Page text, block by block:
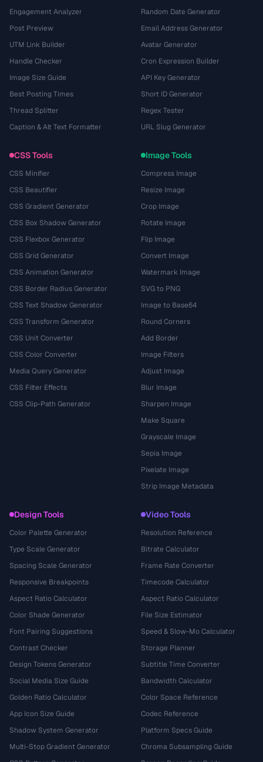
Engagement Analyzer
Post Preview
UTM Link Builder
Handle Checker
Image Size Guide
Best Posting Times
Thread Splitter
Caption & Alt Text Formatter
Random Date Generator
Email Address Generator
Avatar Generator
Cron Expression Builder
API Key Generator
Short ID Generator
Regex Tester
URL Slug Generator
CSS Tools
CSS Minifier
CSS Beautifier
CSS Gradient Generator
CSS Box Shadow Generator
CSS Flexbox Generator
CSS Grid Generator
CSS Animation Generator
CSS Border Radius Generator
CSS Text Shadow Generator
CSS Transform Generator
CSS Unit Converter
CSS Color Converter
Media Query Generator
CSS Filter Effects
CSS Clip-Path Generator
Image Tools
Compress Image
Resize Image
Crop Image
Rotate Image
Flip Image
Convert Image
Watermark Image
SVG to PNG
Image to Base64
Round Corners
Add Border
Image Filters
Adjust Image
Blur Image
Sharpen Image
Make Square
Grayscale Image
Sepia Image
Pixelate Image
Strip Image Metadata
Design Tools
Color Palette Generator
Type Scale Generator
Spacing Scale Generator
Responsive Breakpoints
Aspect Ratio Calculator
Color Shade Generator
Font Pairing Suggestions
Contrast Checker
Design Tokens Generator
Social Media Size Guide
Golden Ratio Calculator
App Icon Size Guide
Shadow System Generator
Multi-Stop Gradient Generator
Video Tools
Resolution Reference
Bitrate Calculator
Frame Rate Converter
Timecode Calculator
Aspect Ratio Calculator
File Size Estimator
Speed & Slow-Mo Calculator
Storage Planner
Subtitle Time Converter
Bandwidth Calculator
Color Space Reference
Codec Reference
Platform Specs Guide
Chroma Subsampling Guide